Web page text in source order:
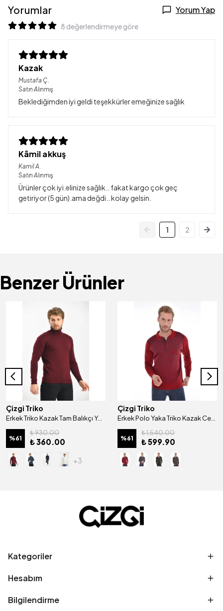
Yorumlar Yorum Yap
8 değerlendirmeye göre
Kazak
Mustafa Ç.
Satın Alınmış
Beklediğimden iyi geldi teşekkürler emeğinize sağlık
Kâmil akkuş
KamilA.
Satın Alınmış
Ürünler çok iyi.elinize sağlık.. fakat kargo çok geç
getiriyor (5 gün).ama değdi.. kolay gelsin.
1 2
Benzer Ürünler
Çizgi Triko
Erkek Triko Kazak Tam Balıkçı Yaka Kol Ve Bel Lastikli Regular Kalıp Kışlık - 4260E
%61
₺ 930.00
₺ 360.00
+3
Çizgi Triko
Erkek Polo Yaka Triko Kazak Cep Detaylı Desenli Kol Ve Bel Lastikli Çelik Örgü - 4414F
%61
₺ 1,540.00
₺ 599.90
Kategoriler
Hesabım
Bilgilendirme